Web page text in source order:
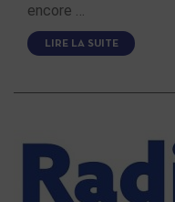
encore …
LIRE LA SUITE